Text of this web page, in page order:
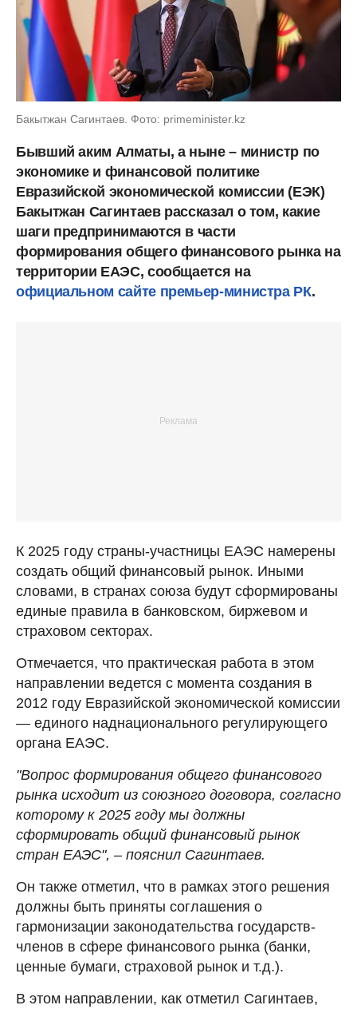
Бакытжан Сагинтаев. Фото: primeminister.kz
Бывший аким Алматы, а ныне – министр по
экономике и финансовой политике
Евразийской экономической комиссии (ЕЭК)
Бакытжан Сагинтаев рассказал о том, какие
шаги предпринимаются в части
формирования общего финансового рынка на
территории ЕАЭС, сообщается на
официальном сайте премьер-министра РК.
К 2025 году страны-участницы ЕАЭС намерены
создать общий финансовый рынок. Иными
словами, в странах союза будут сформированы
единые правила в банковском, биржевом и
страховом секторах.
Отмечается, что практическая работа в этом
направлении ведется с момента создания в
2012 году Евразийской экономической комиссии
— единого наднационального регулирующего
органа ЕАЭС.
"Вопрос формирования общего финансового
рынка исходит из союзного договора, согласно
которому к 2025 году мы должны
сформировать общий финансовый рынок
стран ЕАЭС", – пояснил Сагинтаев.
Он также отметил, что в рамках этого решения
должны быть приняты соглашения о
гармонизации законодательства государств-
членов в сфере финансового рынка (банки,
ценные бумаги, страховой рынок и т.д.).
В этом направлении, как отметил Сагинтаев,